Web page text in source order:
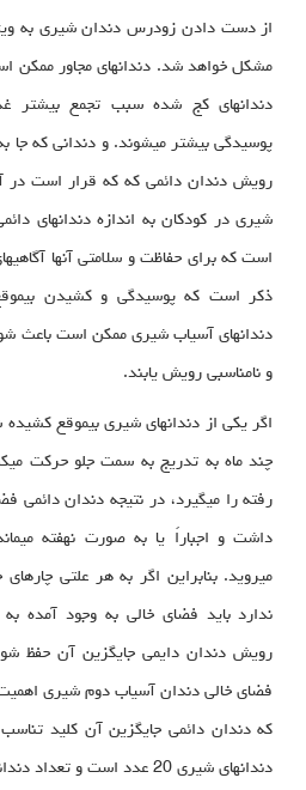
از دست دادن زودرس دندان شيري به
مشكل خواهد شد. دندانهاي مجاور ممكن
دندانهاي كج شده سبب تجمع بيشتر
پوسيدگي بيشتر مي‏شوند. و دنداني كه
رويش دندان دائمي كه كه قرار است در
شیری در کودکان به اندازه دندان‏های
است که برای حفاظت و سلامتی آنها
ذکر است که پوسیدگی و کشیدن
دندان‏های آسیاب شیری ممکن است باعث
و نامناسبی رویش یابند.
اگر یکی از دندان‏های شیری بی‏موقع
چند ماه به تدریج به سمت جلو حرکت
رفته را می‏گیرد، در نتیجه دندان دائمی
داشت و اجباراً یا به صورت نهفته
می‏روید. بنابراین اگر به هر علتی
ندارد باید فضای خالی به وجود آمده
رویش دندان دایمی جایگزین آن حفظ
فضای خالی دندان آسیاب دوم شیری اهمیت
که دندان دائمی جایگزین آن کلید
دندان‏های شیری 20 عدد است و تعداد دندان‏های دایمی 32 عدد.